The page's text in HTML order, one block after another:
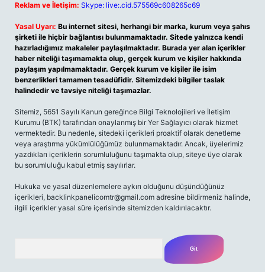
Reklam ve İletişim: Skype: live:.cid.575569c608265c69
Yasal Uyarı: Bu internet sitesi, herhangi bir marka, kurum veya şahıs
şirketi ile hiçbir bağlantısı bulunmamaktadır. Sitede yalnızca kendi
hazırladığımız makaleler paylaşılmaktadır. Burada yer alan içerikler
haber niteliği taşımamakta olup, gerçek kurum ve kişiler hakkında
paylaşım yapılmamaktadır. Gerçek kurum ve kişiler ile isim
benzerlikleri tamamen tesadüfidir. Sitemizdeki bilgiler taslak
halindedir ve tavsiye niteliği taşımazlar.
Sitemiz, 5651 Sayılı Kanun gereğince Bilgi Teknolojileri ve İletişim
Kurumu (BTK) tarafından onaylanmış bir Yer Sağlayıcı olarak hizmet
vermektedir. Bu nedenle, sitedeki içerikleri proaktif olarak denetleme
veya araştırma yükümlülüğümüz bulunmamaktadır. Ancak, üyelerimiz
yazdıkları içeriklerin sorumluluğunu taşımakta olup, siteye üye olarak
bu sorumluluğu kabul etmiş sayılırlar.
Hukuka ve yasal düzenlemelere aykırı olduğunu düşündüğünüz
içerikleri, backlinkpanelicomtr@gmail.com adresine bildirmeniz halinde,
ilgili içerikler yasal süre içerisinde sitemizden kaldırılacaktır.